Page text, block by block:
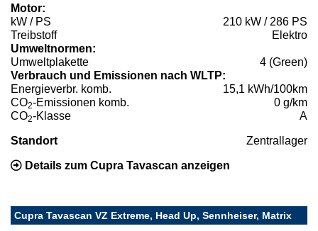
Motor:
kW / PS
210 kW / 286 PS
Treibstoff
Elektro
Umweltnormen:
Umweltplakette
4 (Green)
Verbrauch und Emissionen nach WLTP:
Energieverbr. komb.
15,1 kWh/100km
CO2-Emissionen komb.
0 g/km
CO2-Klasse A
Standort Zentrallager
Details zum Cupra Tavascan anzeigen
Cupra Tavascan VZ Extreme, Head Up, Sennheiser, Matrix